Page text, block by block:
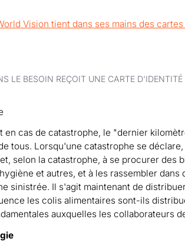
LE BESOIN REÇOIT UNE CARTE
en cas de catastrophe, le "dernier
tous. Lorsqu'une catastrophe se
selon la catastrophe, à se procurer des
et autres, et à les rassembler
sinistrée. Il s'agit maintenant de
les colis alimentaires sont-ils
auxquelles les collaborateurs